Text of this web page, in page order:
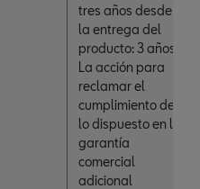
tres años desde
la entrega del
producto: 3 años.
La acción para
reclamar el
cumplimiento de
lo dispuesto en la
garantía
comercial
adicional